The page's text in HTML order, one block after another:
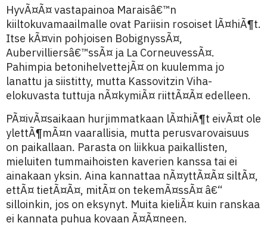
HyvÃ¤Ã¤ vastapainoa Maraisâ€™n
kiiltokuvamaailmalle ovat Pariisin rosoiset lÃ¤hiÃ¶t.
Itse kÃ¤vin pohjoisen BobignyssÃ¤,
Aubervilliersâ€™ssÃ¤ ja La CorneuvessÃ¤.
Pahimpia betonihelvettejÃ¤ on kuulemma jo
lanattu ja siistitty, mutta Kassovitzin Viha-
elokuvasta tuttuja nÃ¤kymiÃ¤ riittÃ¤Ã¤ edelleen.
PÃ¤ivÃ¤saikaan hurjimmatkaan lÃ¤hiÃ¶t eivÃ¤t ole
ylettÃ¶mÃ¤n vaarallisia, mutta perusvarovaisuus
on paikallaan. Parasta on liikkua paikallisten,
mieluiten tummaihoisten kaverien kanssa tai ei
ainakaan yksin. Aina kannattaa nÃ¤yttÃ¤Ã¤ siltÃ¤,
ettÃ¤ tietÃ¤Ã¤, mitÃ¤ on tekemÃ¤ssÃ¤ â€“
silloinkin, jos on eksynyt. Muita kieliÃ¤ kuin ranskaa
ei kannata puhua kovaan Ã¤Ã¤neen.